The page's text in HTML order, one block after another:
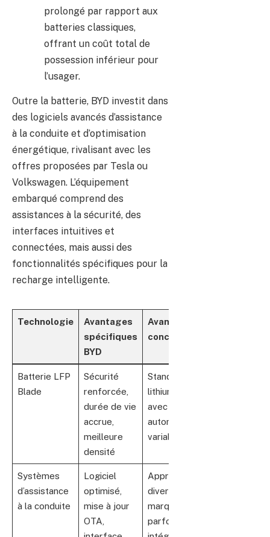
prolongé par rapport aux
batteries classiques,
offrant un coût total de
possession inférieur pour
l’usager.
Outre la batterie, BYD investit dans
des logiciels avancés d’assistance
à la conduite et d’optimisation
énergétique, rivalisant avec les
offres proposées par Tesla ou
Volkswagen. L’équipement
embarqué comprend des
assistances à la sécurité, des
interfaces intuitives et
connectées, mais aussi des
fonctionnalités spécifiques pour la
recharge intelligente.
Technologie
Avantages
spécifiques
BYD
Avantages
concurrents
Batterie LFP
Blade
Sécurité
renforcée,
durée de vie
accrue,
meilleure
densité
Standard
lithium-ion
avec
autonomie
variable
Systèmes
d’assistance
à la conduite
Logiciel
optimisé,
mise à jour
OTA,
Approches
diverses selon
marques,
parfois moins